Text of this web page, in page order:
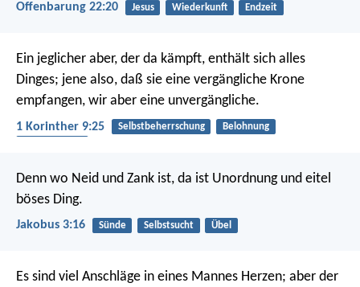
Offenbarung 22:20 Jesus Wiederkunft Endzeit
Ein jeglicher aber, der da kämpft, enthält sich alles
Dinges; jene also, daß sie eine vergängliche Krone
empfangen, wir aber eine unvergängliche.
1 Korinther 9:25 Selbstbeherrschung
Belohnung
Denn wo Neid und Zank ist, da ist Unordnung und eitel
böses Ding.
Jakobus 3:16 Sünde Selbstsucht Übel
Es sind viel Anschläge in eines Mannes Herzen; aber der